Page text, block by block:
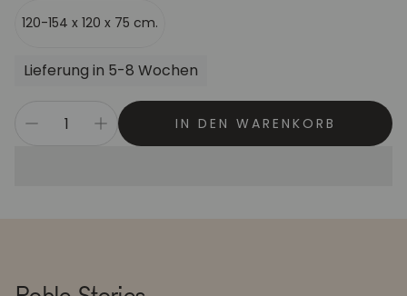
120-154 x 120 x 75 cm.
Lieferung in 5-8 Wochen
IN DEN WARENKORB